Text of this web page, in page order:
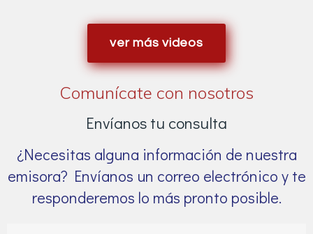
ver más videos
Comunícate con nosotros
Envíanos tu consulta
¿Necesitas alguna información de nuestra
emisora? Envíanos un correo electrónico y te
responderemos lo más pronto posible.